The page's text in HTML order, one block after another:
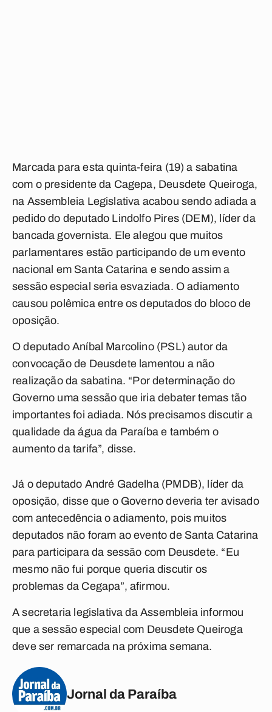
Marcada para esta quinta-feira (19) a sabatina
com o presidente da Cagepa, Deusdete Queiroga,
na Assembleia Legislativa acabou sendo adiada a
pedido do deputado Lindolfo Pires (DEM), líder da
bancada governista. Ele alegou que muitos
parlamentares estão participando de um evento
nacional em Santa Catarina e sendo assim a
sessão especial seria esvaziada. O adiamento
causou polêmica entre os deputados do bloco de
oposição.
O deputado Aníbal Marcolino (PSL) autor da
convocação de Deusdete lamentou a não
realização da sabatina. “Por determinação do
Governo uma sessão que iria debater temas tão
importantes foi adiada. Nós precisamos discutir a
qualidade da água da Paraíba e também o
aumento da tarifa”, disse.
Já o deputado André Gadelha (PMDB), líder da
oposição, disse que o Governo deveria ter avisado
com antecedência o adiamento, pois muitos
deputados não foram ao evento de Santa Catarina
para participara da sessão com Deusdete. “Eu
mesmo não fui porque queria discutir os
problemas da Cegapa”, afirmou.
A secretaria legislativa da Assembleia informou
que a sessão especial com Deusdete Queiroga
deve ser remarcada na próxima semana.
Jornal da Paraíba